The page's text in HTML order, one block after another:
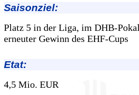
Saisonziel:
Platz 5 in der Liga, im DHB-
erneuter Gewinn des EHF-Cups
Etat:
4,5 Mio. EUR